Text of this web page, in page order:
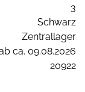
3
Schwarz
Zentrallager
ca. 09.08.2026
20922